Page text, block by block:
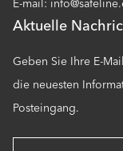
E-mail:
Aktuelle
Geben Sie Ihre E-
die neuesten
Posteingang.